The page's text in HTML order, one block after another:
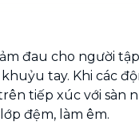
đau cho người
tay. Khi các
tiếp xúc với sàn
đệm, làm êm.